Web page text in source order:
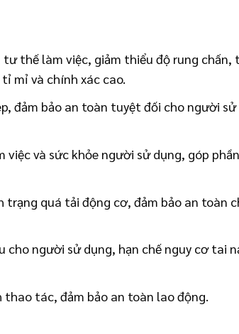
thế làm việc, giảm thiểu độ rung chấn,
mỉ và chính xác cao.
đảm bảo an toàn tuyệt đối cho người sử
và sức khỏe người sử dụng, góp
quá tải động cơ, đảm bảo an toàn
người sử dụng, hạn chế nguy cơ tai
tác, đảm bảo an toàn lao động.